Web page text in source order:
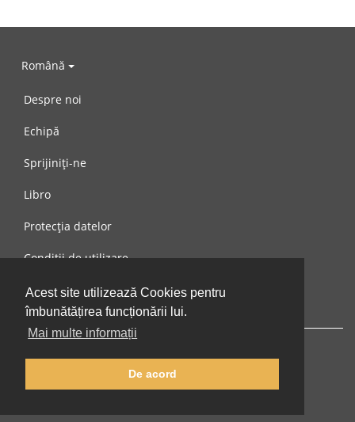
Acest site utilizează Cookies pentru
îmbunătățirea funcționării lui.
Mai multe informații
De acord
Română
Despre noi
Echipă
Sprijiniți-ne
Libro
Protecția datelor
Condiții de utilizare
Mesaj către noi
© 2002-2026 lernu.net |Impressum